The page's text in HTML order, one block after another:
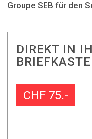
Groupe SEB für den
DIREKT IN
CHF 75.-